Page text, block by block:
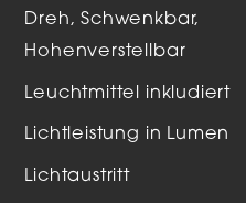
Dreh, Schwenkbar,
Hohenverstellbar
Leuchtmittel inkludiert
Lichtleistung in Lumen
Lichtaustritt